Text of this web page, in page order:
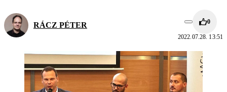
RÁCZ PÉTER 0
2022.07.28. 13:51